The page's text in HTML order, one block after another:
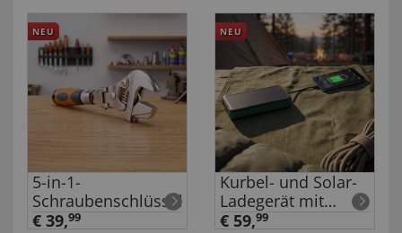
NEU
5-in-1-
Schraubenschlüssel
€ 39,99
NEU
Kurbel- und Solar-
Ladegerät mit
integrierten Kabeln
€ 59,99